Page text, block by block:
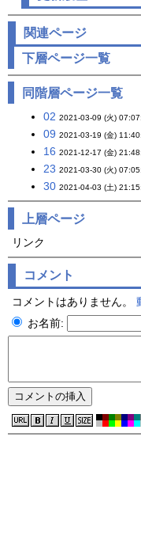
関連ページ
下層ページ一覧
同階層ページ一覧
02 2021-03-09 (火)
09 2021-03-19 (金)
16 2021-12-17 (金)
23 2021-03-30 (火)
30 2021-04-03 (土)
上層ページ
リンク
コメント
コメントはありません。
お名前: